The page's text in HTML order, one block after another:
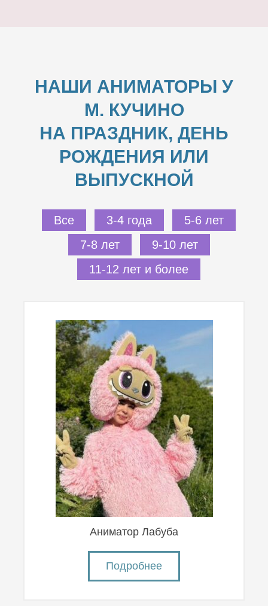
НАШИ АНИМАТОРЫ У
М. КУЧИНО
НА ПРАЗДНИК, ДЕНЬ
РОЖДЕНИЯ ИЛИ
ВЫПУСКНОЙ
Все 3-4 года
5-6 лет
7-8 лет
9-10 лет
11-12 лет и более
Аниматор Лабуба
Подробнее